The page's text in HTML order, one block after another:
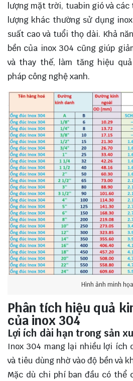
lượng mặt trời, tuabin gió và
lượng khác thường sử dụng
suất cao và tuổi thọ dài. Khả
bền của inox 304 cũng giúp
và thay thế, làm tăng hiệu
pháp công nghệ xanh.
Hình ảnh minh
Phân tích hiệu quả
của inox 304
Lợi ích dài hạn trong sản
Inox 304 mang lại nhiều lợi ích
và tiêu dùng nhờ vào độ bền và
Mặc dù chi phí ban đầu có thể